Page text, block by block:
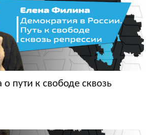
пути к свободе сквозь